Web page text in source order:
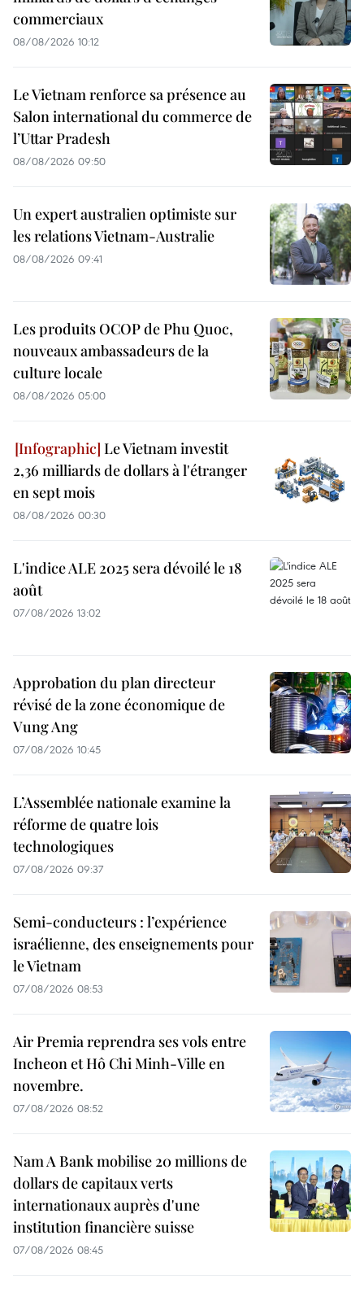
commerciaux
08/08/2026 10:12
Le Vietnam renforce sa présence au
Salon international du commerce de
l’Uttar Pradesh
08/08/2026 09:50
Un expert australien optimiste sur
les relations Vietnam-Australie
08/08/2026 09:41
Les produits OCOP de Phu Quoc,
nouveaux ambassadeurs de la
culture locale
08/08/2026 05:00
Le Vietnam investit
2,36 milliards de dollars à l'étranger
en sept mois
08/08/2026 00:30
L'indice ALE 2025 sera dévoilé le 18
août
07/08/2026 13:02
Approbation du plan directeur
révisé de la zone économique de
Vung Ang
07/08/2026 10:45
L’Assemblée nationale examine la
réforme de quatre lois
technologiques
07/08/2026 09:37
Semi-conducteurs : l’expérience
israélienne, des enseignements pour
le Vietnam
07/08/2026 08:53
Air Premia reprendra ses vols entre
Incheon et Hô Chi Minh-Ville en
novembre.
07/08/2026 08:52
Nam A Bank mobilise 20 millions de
dollars de capitaux verts
internationaux auprès d'une
institution financière suisse
07/08/2026 08:45